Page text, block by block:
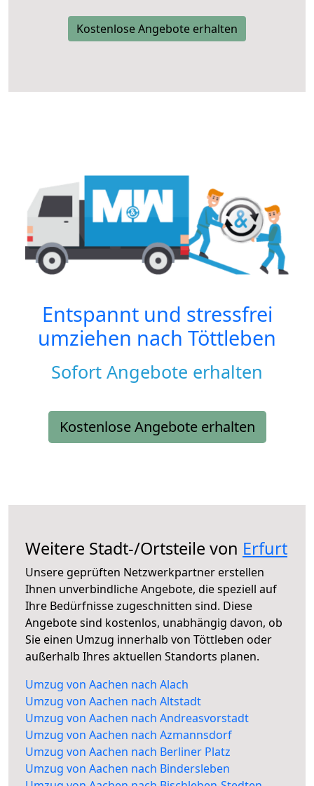
Kostenlose Angebote erhalten
Entspannt und stressfrei
umziehen nach Töttleben
Sofort Angebote erhalten
Kostenlose Angebote erhalten
Weitere Stadt-/Ortsteile von Erfurt
Unsere geprüften Netzwerkpartner erstellen
Ihnen unverbindliche Angebote, die speziell auf
Ihre Bedürfnisse zugeschnitten sind. Diese
Angebote sind kostenlos, unabhängig davon, ob
Sie einen Umzug innerhalb von Töttleben oder
außerhalb Ihres aktuellen Standorts planen.
Umzug von Aachen nach Alach
Umzug von Aachen nach Altstadt
Umzug von Aachen nach Andreasvorstadt
Umzug von Aachen nach Azmannsdorf
Umzug von Aachen nach Berliner Platz
Umzug von Aachen nach Bindersleben